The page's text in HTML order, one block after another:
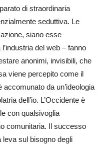
di straordinaria
seduttiva. Le
siano esse
del web – fanno
anonimi, invisibili, che
viene percepito come il
accomunato da un’ideologia
dell’io. L’Occidente è
con qualsivoglia
comunitaria. Il successo
leva sul bisogno degli